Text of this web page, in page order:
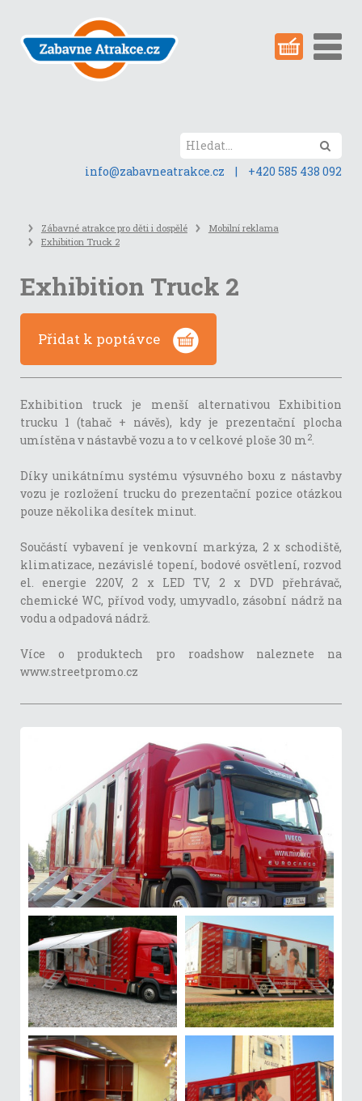
obsah
stránky
info@zabavneatrakce.cz
| +420 585 438 092
Zábavné atrakce pro děti i dospělé
Mobilní reklama
Exhibition Truck 2
Exhibition Truck 2
Přidat k poptávce
Exhibition truck je menší alternativou Exhibition
trucku 1 (tahač + návěs), kdy je prezentační plocha
umístěna v nástavbě vozu a to v celkové ploše 30 m 2
Díky unikátnímu systému výsuvného boxu z nástavby
vozu je rozložení trucku do prezentační pozice otázkou
pouze několika desítek minut.
Součástí vybavení je venkovní markýza, 2 x schodiště,
klimatizace, nezávislé topení, bodové osvětlení, rozvod
el. energie 220V, 2 x LED TV, 2 x DVD přehrávač,
chemické WC, přívod vody, umyvadlo, zásobní nádrž na
vodu a odpadová nádrž.
Více o produktech pro roadshow naleznete na
www.streetpromo.cz